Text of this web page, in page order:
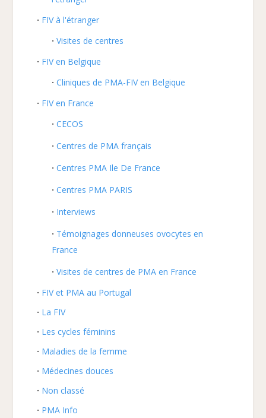
FIV à l'étranger
Visites de centres
FIV en Belgique
Cliniques de PMA-FIV en Belgique
FIV en France
CECOS
Centres de PMA français
Centres PMA Ile De France
Centres PMA PARIS
Interviews
Témoignages donneuses ovocytes en
France
Visites de centres de PMA en France
FIV et PMA au Portugal
La FIV
Les cycles féminins
Maladies de la femme
Médecines douces
Non classé
PMA Info